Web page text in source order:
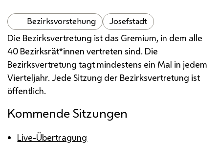
Bezirksvorstehung Josefstadt
Die Bezirksvertretung ist das Gremium, in dem alle
40 Bezirksrät*innen vertreten sind. Die
Bezirksvertretung tagt mindestens ein Mal in jedem
Vierteljahr. Jede Sitzung der Bezirksvertretung ist
öffentlich.
Kommende Sitzungen
Live-Übertragung